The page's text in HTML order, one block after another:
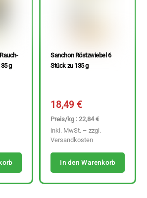
g
Sanchon Röstzwiebel 6
Stück zu 135 g
18,49€
Preis/kg : 22,84 €
inkl. MwSt. – zzgl.
Versandkosten
In den Warenkorb